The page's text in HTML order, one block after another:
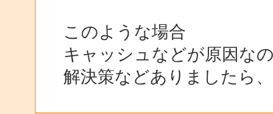
このような場合
キャッシュなどが原因な
解決策などありましたら